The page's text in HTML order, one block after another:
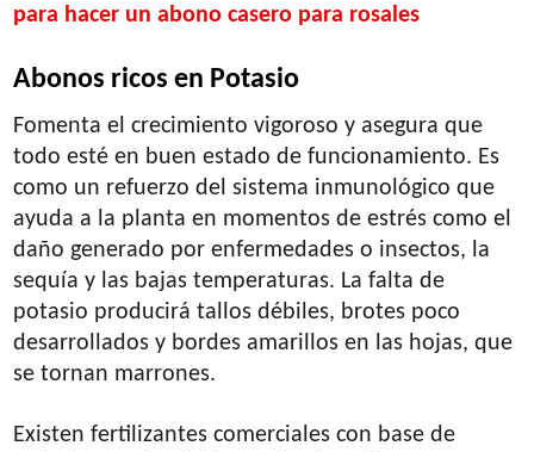
para hacer un abono casero para rosales
Abonos ricos en Potasio
Fomenta el crecimiento vigoroso y asegura que
todo esté en buen estado de funcionamiento. Es
como un refuerzo del sistema inmunológico que
ayuda a la planta en momentos de estrés como el
daño generado por enfermedades o insectos, la
sequía y las bajas temperaturas. La falta de
potasio producirá tallos débiles, brotes poco
desarrollados y bordes amarillos en las hojas, que
se tornan marrones.
Existen fertilizantes comerciales con base de